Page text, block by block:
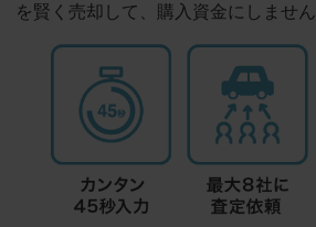
を賢く売却して、購入資金にしません